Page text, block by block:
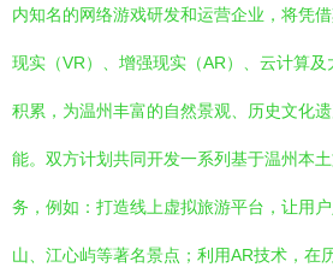
内知名的网络游戏研发和运营企业，将凭
现实（VR）、增强现实（AR）、云计算
积累，为温州丰富的自然景观、历史文化
能。双方计划共同开发一系列基于温州本
务，例如：打造线上虚拟旅游平台，让用
山、江心屿等著名景点；利用AR技术，在